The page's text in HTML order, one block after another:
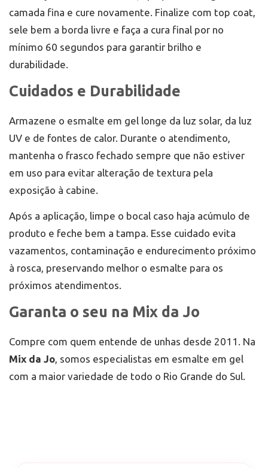
camada fina e cure novamente. Finalize com top coat,
sele bem a borda livre e faça a cura final por no
mínimo 60 segundos para garantir brilho e
durabilidade.
Cuidados e Durabilidade
Armazene o esmalte em gel longe da luz solar, da luz
UV e de fontes de calor. Durante o atendimento,
mantenha o frasco fechado sempre que não estiver
em uso para evitar alteração de textura pela
exposição à cabine.
Após a aplicação, limpe o bocal caso haja acúmulo de
produto e feche bem a tampa. Esse cuidado evita
vazamentos, contaminação e endurecimento próximo
à rosca, preservando melhor o esmalte para os
próximos atendimentos.
Garanta o seu na Mix da Jo
Compre com quem entende de unhas desde 2011. Na
Mix da Jo, somos especialistas em esmalte em gel
com a maior variedade de todo o Rio Grande do Sul.